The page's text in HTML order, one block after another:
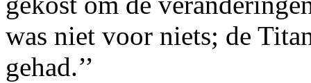
was niet voor niets; de
gehad.’’